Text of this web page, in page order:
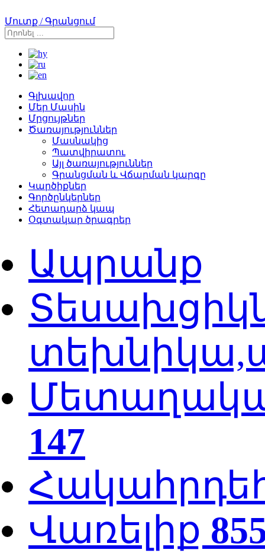
Մուտք / Գրանցում
Գլխավոր
Մեր Մասին
Մրցույթներ
Ծառայություններ
Մասնակից
Պատվիրատու
Այլ ծառայություններ
Գրանցման և Վճարման կարգը
Կարծիքներ
Գործընկերներ
Հետադարձ կապ
Օգտակար ծրագրեր
Ապրանք
147
Վառելիք